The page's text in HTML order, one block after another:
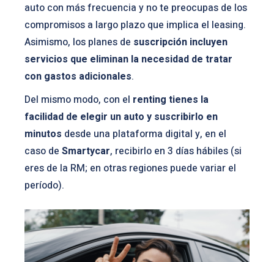
auto con más frecuencia y no te preocupas de los
compromisos a largo plazo que implica el leasing.
Asimismo, los planes de suscripción incluyen
servicios que eliminan la necesidad de tratar
con gastos adicionales.
Del mismo modo, con el renting tienes la
facilidad de elegir un auto y suscribirlo en
minutos desde una plataforma digital y, en el
caso de Smartycar, recibirlo en 3 días hábiles (si
eres de la RM; en otras regiones puede variar el
período).